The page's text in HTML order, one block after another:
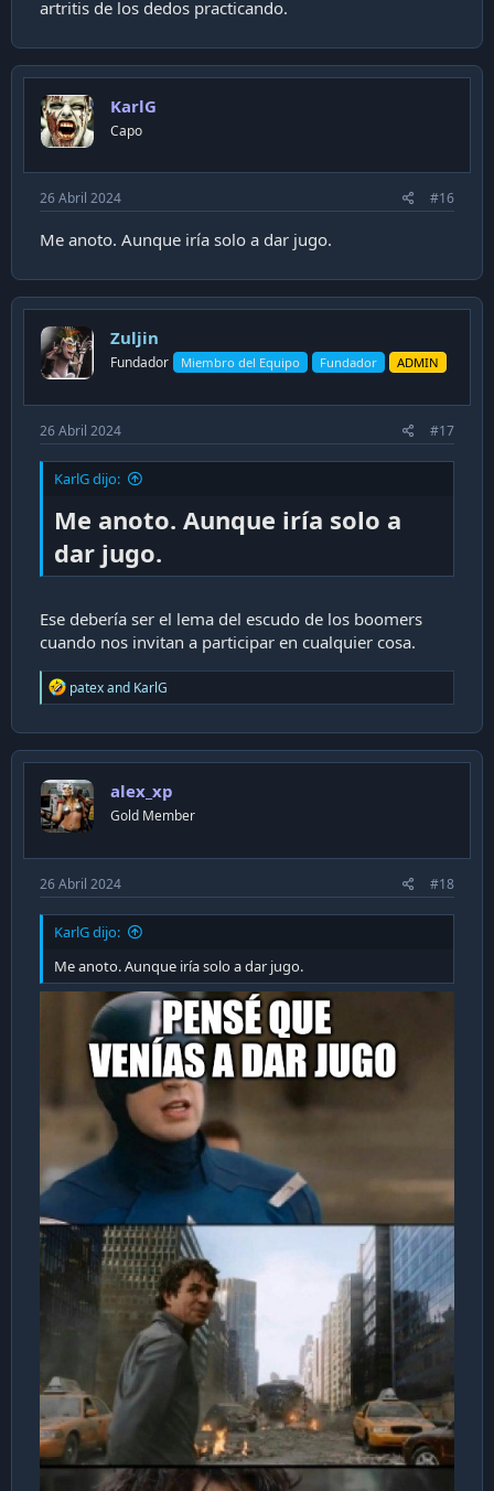
artritis de los dedos practicando.
KarlG
Capo
26 Abril 2024 #16
Me anoto. Aunque iría solo a dar jugo.
Zuljin
Fundador Miembro del Equipo Fundador ADMIN
26 Abril 2024 #17
KarlG dijo:
Me anoto. Aunque iría solo a
dar jugo.
Ese debería ser el lema del escudo de los boomers
cuando nos invitan a participar en cualquier cosa.
R
e
c
t
o
n
s
patexand KarlG
alex_xp
Gold Member
26 Abril 2024 #18
KarlG dijo:
Me anoto. Aunque iría solo a dar jugo.